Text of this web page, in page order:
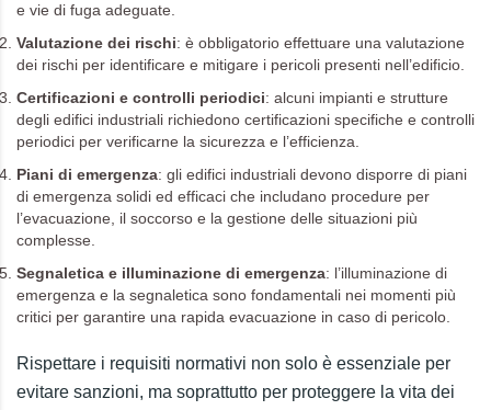
e vie di fuga adeguate.
Valutazione dei rischi: è obbligatorio effettuare una valutazione
dei rischi per identificare e mitigare i pericoli presenti nell’edificio.
Certificazioni e controlli periodici: alcuni impianti e strutture
degli edifici industriali richiedono certificazioni specifiche e controlli
periodici per verificarne la sicurezza e l’efficienza.
Piani di emergenza: gli edifici industriali devono disporre di piani
di emergenza solidi ed efficaci che includano procedure per
l’evacuazione, il soccorso e la gestione delle situazioni più
complesse.
Segnaletica e illuminazione di emergenza: l’illuminazione di
emergenza e la segnaletica sono fondamentali nei momenti più
critici per garantire una rapida evacuazione in caso di pericolo.
Rispettare i requisiti normativi non solo è essenziale per
evitare sanzioni, ma soprattutto per proteggere la vita dei